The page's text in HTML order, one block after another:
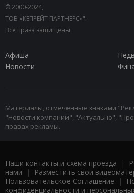
© 2000-2024,
ТОВ «КЕПРЕЙТ ПАРТНЕРС»".
Все права защищены.
Афиша
Новости
Материалы, отмеченные знаками
"Новости компаний", "Актуально",
правах рекламы.
Наши контакты и схема проезда |
нами | Разместить свои
Пользовательское Соглашение |
конфиденциальности и